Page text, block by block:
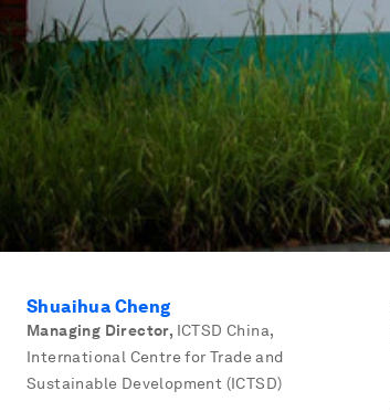
Shuaihua Cheng
Managing Director, ICTSD China,
International Centre for Trade and
Sustainable Development (ICTSD)